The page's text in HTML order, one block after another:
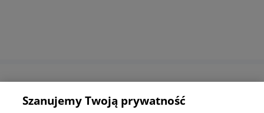
Informacje korporacyjne
Szanujemy Twoją prywatność